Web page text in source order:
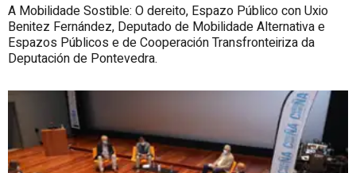
A Mobilidade Sostible: O dereito, Espazo Público con Uxio
Benitez Fernández, Deputado de Mobilidade Alternativa e
Espazos Públicos e de Cooperación Transfronteiriza da
Deputación de Pontevedra.